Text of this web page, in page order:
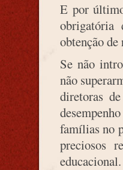
E por
obrigatória
obtenção de
Se não
não
diretoras
famílias no
preciosos